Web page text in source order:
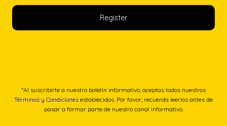
*Al suscribirte a nuestro boletín informativo, aceptas todos nuestros
Términos y Condiciones establecidos. Por favor, recuerda leerlos antes de
pasar a formar parte de nuestro canal informativo.